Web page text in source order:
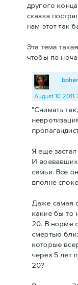
другого
сказка
нам этот так
Эта тема
чтобы по
August 10
"Снимать
Я ещё
И
семьи. Все
вполне
Даже самая
какие бы то
20. В норме
смертью
которые
через 5 лет
20?